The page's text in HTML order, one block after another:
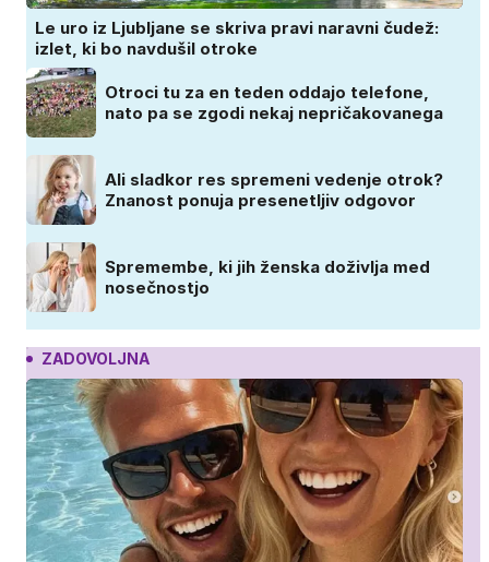
Le uro iz Ljubljane se skriva pravi naravni čudež:
izlet, ki bo navdušil otroke
Otroci tu za en teden oddajo telefone,
nato pa se zgodi nekaj nepričakovanega
Ali sladkor res spremeni vedenje otrok?
Znanost ponuja presenetljiv odgovor
Spremembe, ki jih ženska doživlja med
nosečnostjo
ZADOVOLJNA